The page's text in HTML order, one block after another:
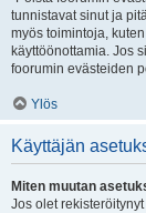
tunnistavat sinut ja
myös toimintoja,
käyttöönottamia. Jos
foorumin evästeiden
Ylös
Käyttäjän
Miten muutan
Jos olet